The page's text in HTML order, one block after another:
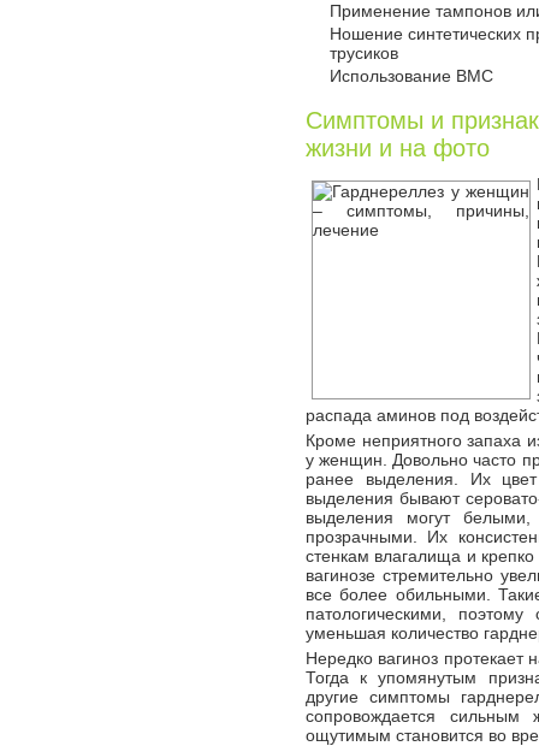
Применение тампонов
Ношение синтетических
трусиков
Использование ВМС
Симптомы и
жизни и на фото
распада аминов под
Кроме неприятного запаха
у женщин. Довольно часто
ранее выделения. Их
выделения бывают
выделения могут
прозрачными. Их
стенкам влагалища и
вагинозе стремительно
все более обильными.
патологическими,
уменьшая количество
Нередко вагиноз
Тогда к упомянутым
другие симптомы
сопровождается
ощутимым становится во